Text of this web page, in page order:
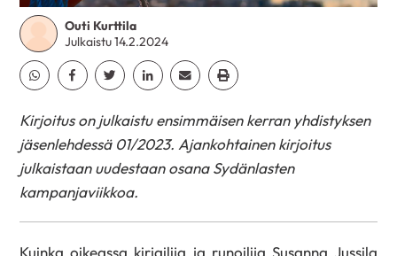
Outi Kurttila
Julkaistu 14.2.2024
Jaa Whatsapp
Jaa Facebook
Jaa TwitterJaa Linkedin
Jaa EmailJaa Print
Kirjoitus on julkaistu ensimmäisen kerran yhdistyksen
jäsenlehdessä 01/2023. Ajankohtainen kirjoitus
julkaistaan uudestaan osana Sydänlasten
kampanjaviikkoa.